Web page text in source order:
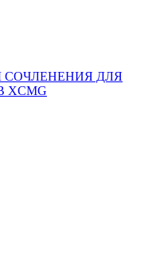
СОЧЛЕНЕНИЯ ДЛЯ